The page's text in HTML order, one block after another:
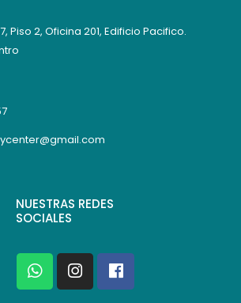
Piso 2, Oficina 201, Edificio Pacifico.
NUESTRAS REDES
SOCIALES
W
h
a
I
n
s
F
a
c